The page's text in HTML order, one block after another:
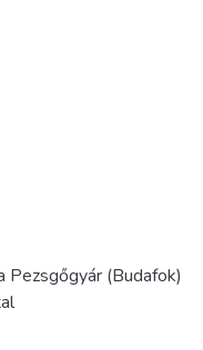
Pezsgőgyár (Budafok)